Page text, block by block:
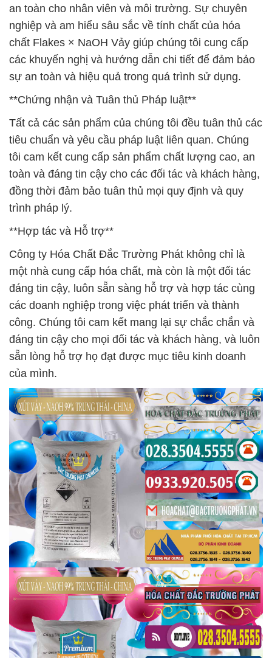
an toàn cho nhân viên và môi trường. Sự chuyên
nghiệp và am hiểu sâu sắc về tính chất của hóa
chất Flakes × NaOH Vảy giúp chúng tôi cung cấp
các khuyến nghị và hướng dẫn chi tiết để đảm bảo
sự an toàn và hiệu quả trong quá trình sử dụng.
**Chứng nhận và Tuân thủ Pháp luật**
Tất cả các sản phẩm của chúng tôi đều tuân thủ các
tiêu chuẩn và yêu cầu pháp luật liên quan. Chúng
tôi cam kết cung cấp sản phẩm chất lượng cao, an
toàn và đáng tin cậy cho các đối tác và khách hàng,
đồng thời đảm bảo tuân thủ mọi quy định và quy
trình pháp lý.
**Hợp tác và Hỗ trợ**
Công ty Hóa Chất Đắc Trường Phát không chỉ là
một nhà cung cấp hóa chất, mà còn là một đối tác
đáng tin cậy, luôn sẵn sàng hỗ trợ và hợp tác cùng
các doanh nghiệp trong việc phát triển và thành
công. Chúng tôi cam kết mang lại sự chắc chắn và
đáng tin cậy cho mọi đối tác và khách hàng, và luôn
sẵn lòng hỗ trợ họ đạt được mục tiêu kinh doanh
của mình.